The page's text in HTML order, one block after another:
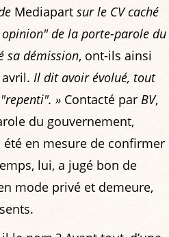
Mediapart sur le CV caché
de la porte-parole du
sa démission, ont-ils ainsi
Il dit avoir évolué, tout
» Contacté par BV,
du gouvernement,
été en mesure de confirmer
lui, a jugé bon de
mode privé et demeure,